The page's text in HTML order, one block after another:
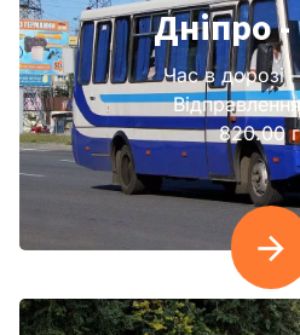
Дніпро -
Час в дорозі
820.00